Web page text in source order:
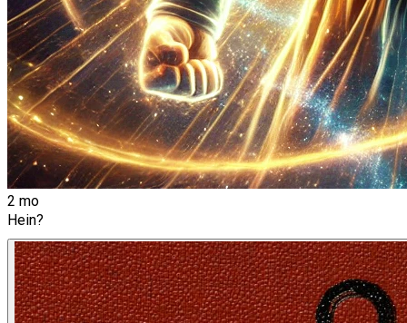
2 mo
Hein?